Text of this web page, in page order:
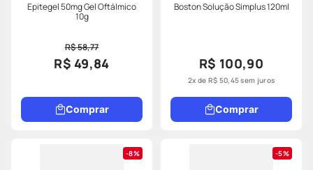
Epitegel 50mg Gel Oftálmico
10g
R$ 58,77
R$ 49,84
Comprar
Boston Solução Simplus 120ml
R$ 100,90
2x de R$ 50,45sem juros
Comprar
8% 5%